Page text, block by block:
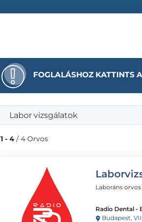
FOGLALÁSHOZ KATTINTS
Labor vizsgálatok
1 - 4 / 4 Orvos
Laboráns orvos
Radio Dental -
Budapest,